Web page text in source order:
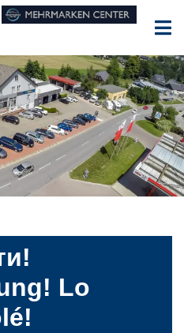
Lo